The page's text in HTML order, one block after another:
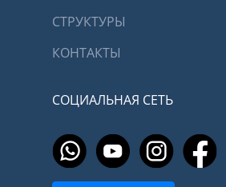
СТРУКТУРЫ
КОНТАКТЫ
СОЦИАЛЬНАЯ СЕТЬ